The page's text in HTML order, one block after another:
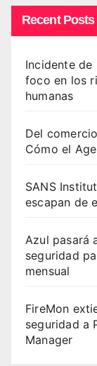
Recent Posts
Incidente de
foco en los
humanas
Del
Cómo el
SANS
escapan de
Azul pasará
seguridad
mensual
FireMon
seguridad a
Manager